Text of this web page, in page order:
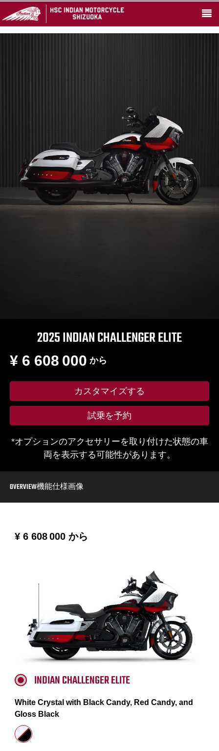
2025 INDIAN CHALLENGER ELITE
から
¥ 6 608 000
カスタマイズする
試乗を予約
*オプションのアクセサリーを取り付けた状態の車
両を表示する可能性があります。
OVERVIEW機能仕様画像
から
¥ 6 608 000
INDIAN CHALLENGER ELITE
White Crystal with Black Candy, Red Candy, and
Gloss Black